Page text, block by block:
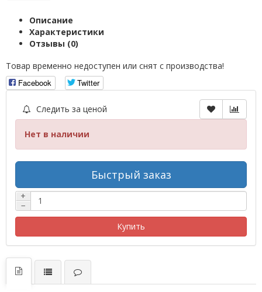
Описание
Характеристики
Отзывы (0)
Товар временно недоступен или снят с производства!
Facebook
Twitter
Следить за ценой
Нет в наличии
Быстрый заказ
+
−
Купить